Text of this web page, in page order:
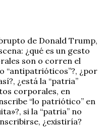
de Donald Trump,
¿qué es un gesto
son o corren el
“antipatrióticos”?, ¿por
¿está la “patria”
corporales, en
“lo patriótico” en
si la “patria” no
¿existiría?